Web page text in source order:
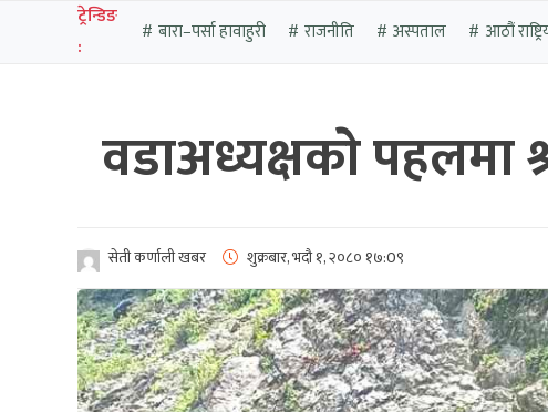
ट्रेन्डिङ
:
बारा–पर्सा हावाहुरी राजनीति अस्पताल आठौं
वडाअध्यक्षकाे पहलमा
सेती कर्णाली खबर शुक्रबार, भदौ १, २०८० १७:0९